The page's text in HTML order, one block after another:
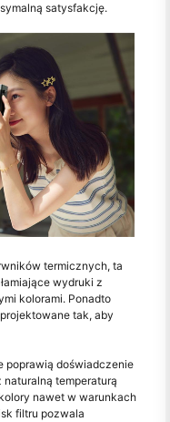
satysfakcję.
termicznych, ta
wydruki z
kolorami. Ponadto
tak, aby
poprawią doświadczenie
naturalną temperaturą
nawet w warunkach
filtru pozwala